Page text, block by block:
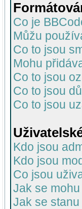
Co je
Můžu
Co to jsou
Mohu
Co to jsou
Co to jsou
Co to jsou
Kdo jsou
Kdo jsou
Co jsou
Jak se
Jak se